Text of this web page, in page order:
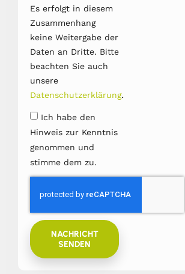
Es erfolgt in diesem
Zusammenhang
keine Weitergabe der
Daten an Dritte. Bitte
beachten Sie auch
unsere
Datenschutzerklärung.
Ich habe den
Hinweis zur Kenntnis
genommen und
stimme dem zu.
NACHRICHT
SENDEN